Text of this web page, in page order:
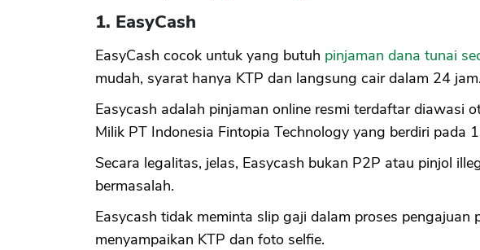
1. EasyCash
EasyCash cocok untuk yang butuh pinjaman dana tunai
mudah, syarat hanya KTP dan langsung cair dalam 24 jam.
Easycash adalah pinjaman online resmi terdaftar diawasi
Milik PT Indonesia Fintopia Technology yang berdiri pada
Secara legalitas, jelas, Easycash bukan P2P atau pinjol
bermasalah.
Easycash tidak meminta slip gaji dalam proses pengajuan
menyampaikan KTP dan foto selfie.